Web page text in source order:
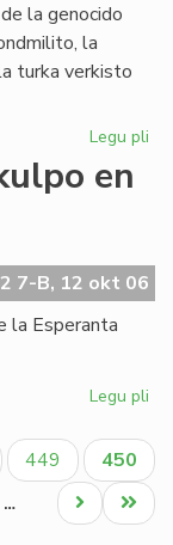
la genocido
la
turka verkisto
Legu pli
la
en
7-B, 12 okt 06
la Esperanta
Legu pli
pri
en
Paĝo
449
Aktuala
paĝo
450
…
Last
page
Next
page